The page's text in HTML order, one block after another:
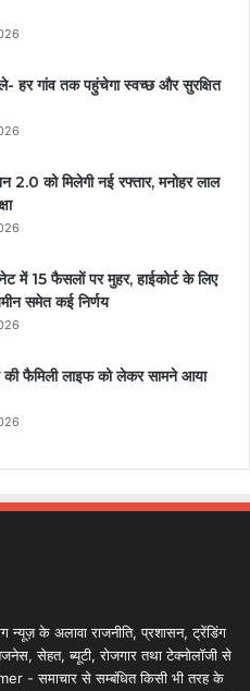
हर गांव तक पहुंचेगा स्वच्छ और सुरक्षित
2.0 को मिलेगी नई रफ्तार, मनोहर लाल
में 15 फैसलों पर मुहर, हाईकोर्ट के लिए
समेत कई निर्णय
की फैमिली लाइफ को लेकर सामने आया
न्यूज़ के अलावा राजनीति, प्रशासन, ट्रेंडिंग
सेहत, ब्यूटी, रोजगार तथा टेक्नोलॉजी से
- समाचार से सम्बंधित किसी भी तरह के